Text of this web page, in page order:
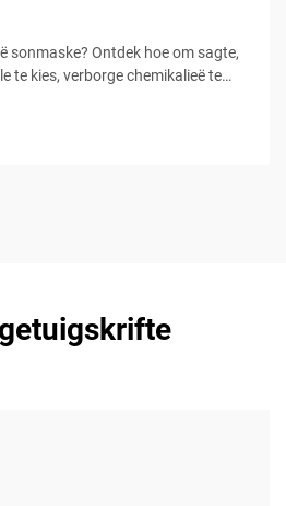
sonmaske? Ontdek hoe om sagte,
te kies, verborge chemikalieë te